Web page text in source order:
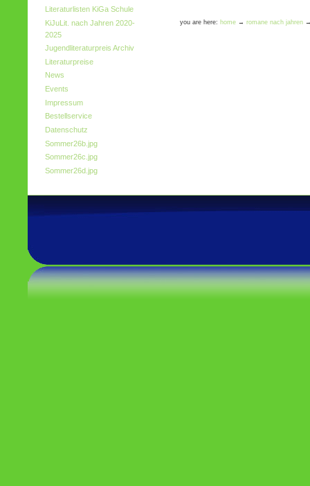
Literaturlisten KiGa Schule
KiJuLit. nach Jahren 2020-
2025
Jugendliteraturpreis Archiv
Literaturpreise
News
Events
Impressum
Bestellservice
Datenschutz
Sommer26b.jpg
Sommer26c.jpg
Sommer26d.jpg
you are here: home → romane nach jahren